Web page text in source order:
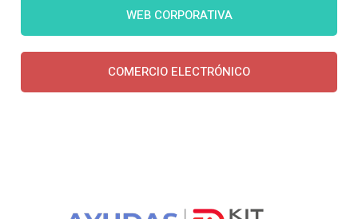
WEB CORPORATIVA
COMERCIO ELECTRÓNICO